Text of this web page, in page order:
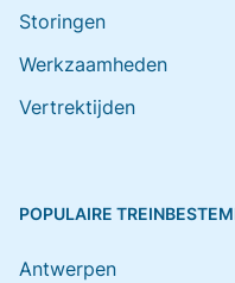
Storingen
Werkzaamheden
Vertrektijden
POPULAIRE
Antwerpen